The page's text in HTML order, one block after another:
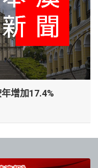
增加17.4%